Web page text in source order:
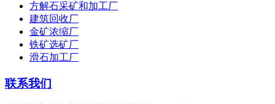
方解石采矿和加工厂
建筑回收厂
金矿浓缩厂
铁矿选矿厂
滑石加工厂
联系我们